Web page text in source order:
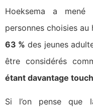
Hoeksema a
personnes choisies
63 % des jeunes
être considérés
étant davantage
Si l’on pense que